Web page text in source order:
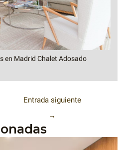
en Madrid Chalet Adosado
Entrada siguiente
→